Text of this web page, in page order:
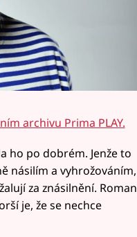
archivu Prima PLAY.
ho po dobrém. Jenže to
násilím a vyhrožováním,
za znásilnění. Roman
je, že se nechce